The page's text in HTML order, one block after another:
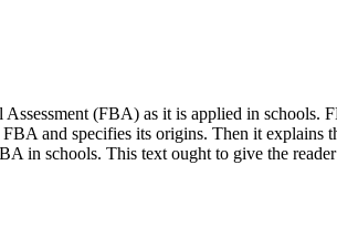
(FBA) as it is applied in schools.
and specifies its origins. Then it
in schools. This text ought to give the